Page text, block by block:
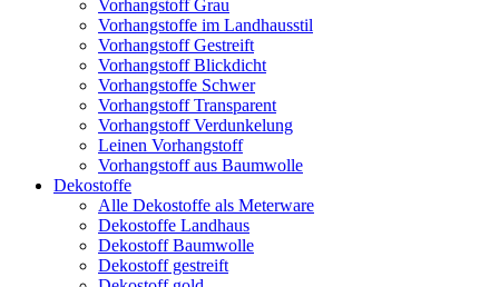
Vorhangstoff Grau
Vorhangstoffe im Landhausstil
Vorhangstoff Gestreift
Vorhangstoff Blickdicht
Vorhangstoffe Schwer
Vorhangstoff Transparent
Vorhangstoff Verdunkelung
Leinen Vorhangstoff
Vorhangstoff aus Baumwolle
Dekostoffe
Alle Dekostoffe als Meterware
Dekostoffe Landhaus
Dekostoff Baumwolle
Dekostoff gestreift